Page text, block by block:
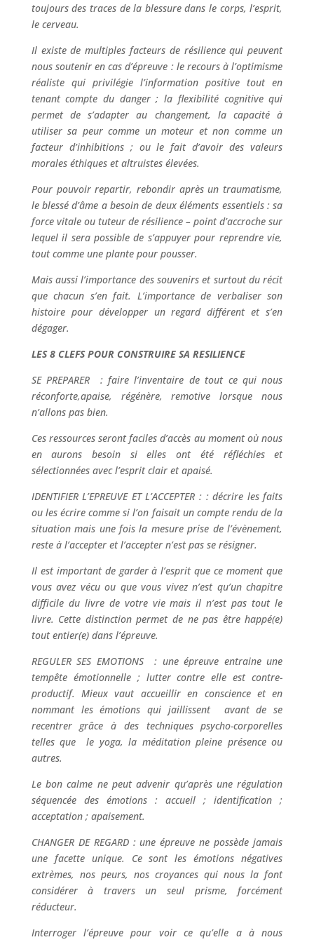
toujours des traces de la blessure dans le corps, l’esprit,
le cerveau.
Il existe de multiples facteurs de résilience qui peuvent
nous soutenir en cas d’épreuve : le recours à l’optimisme
réaliste qui privilégie l’information positive tout en
tenant compte du danger ; la flexibilité cognitive qui
permet de s’adapter au changement, la capacité à
utiliser sa peur comme un moteur et non comme un
facteur d’inhibitions ; ou le fait d’avoir des valeurs
morales éthiques et altruistes élevées.
Pour pouvoir repartir, rebondir après un traumatisme,
le blessé d’âme a besoin de deux éléments essentiels : sa
force vitale ou tuteur de résilience – point d’accroche sur
lequel il sera possible de s’appuyer pour reprendre vie,
tout comme une plante pour pousser.
Mais aussi l’importance des souvenirs et surtout du récit
que chacun s’en fait. L’importance de verbaliser son
histoire pour développer un regard différent et s’en
dégager.
LES 8 CLEFS POUR CONSTRUIRE SA RESILIENCE
SE PREPARER : faire l’inventaire de tout ce qui nous
réconforte,apaise, régénère, remotive lorsque nous
n’allons pas bien.
Ces ressources seront faciles d’accès au moment où nous
en aurons besoin si elles ont été réfléchies et
sélectionnées avec l’esprit clair et apaisé.
IDENTIFIER L’EPREUVE ET L’ACCEPTER : : décrire les faits
ou les écrire comme si l’on faisait un compte rendu de la
situation mais une fois la mesure prise de l’évènement,
reste à l’accepter et l’accepter n’est pas se résigner.
Il est important de garder à l’esprit que ce moment que
vous avez vécu ou que vous vivez n’est qu’un chapitre
difficile du livre de votre vie mais il n’est pas tout le
livre. Cette distinction permet de ne pas être happé(e)
tout entier(e) dans l’épreuve.
REGULER SES EMOTIONS : une épreuve entraine une
tempête émotionnelle ; lutter contre elle est contre-
productif. Mieux vaut accueillir en conscience et en
nommant les émotions qui jaillissent avant de se
recentrer grâce à des techniques psycho-corporelles
telles que le yoga, la méditation pleine présence ou
autres.
Le bon calme ne peut advenir qu’après une régulation
séquencée des émotions : accueil ; identification ;
acceptation ; apaisement.
CHANGER DE REGARD : une épreuve ne possède jamais
une facette unique. Ce sont les émotions négatives
extrèmes, nos peurs, nos croyances qui nous la font
considérer à travers un seul prisme, forcément
réducteur.
Interroger l’épreuve pour voir ce qu’elle a à nous